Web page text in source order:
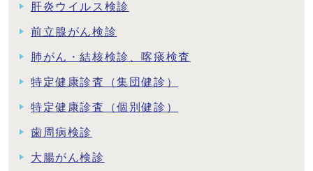
肝炎ウイルス検診
前立腺がん検診
肺がん・結核検診、喀痰検査
特定健康診査（集団健診）
特定健康診査（個別健診）
歯周病検診
大腸がん検診